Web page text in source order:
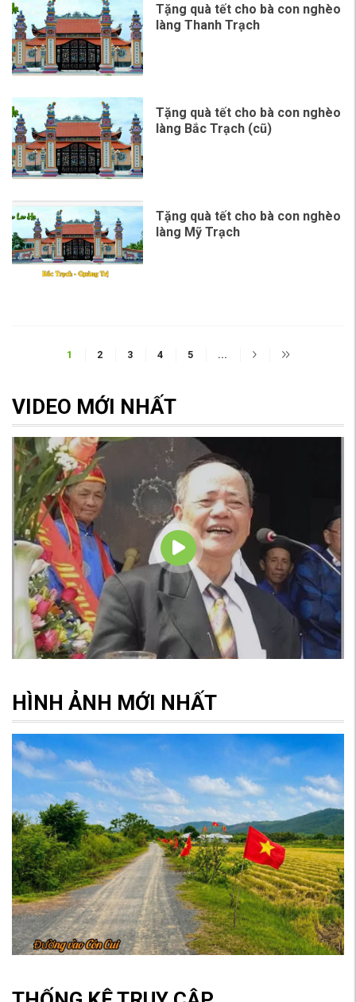
Tặng quà tết cho bà con nghèo
làng Thanh Trạch
Tặng quà tết cho bà con nghèo
làng Bắc Trạch (cũ)
Tặng quà tết cho bà con nghèo
làng Mỹ Trạch
1 2 3 4 5 ...
VIDEO MỚI NHẤT
HÌNH ẢNH MỚI NHẤT